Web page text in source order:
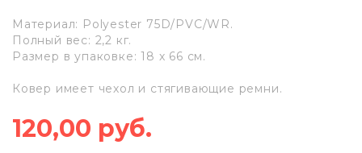
Материал: Polyester 75D/PVC/WR.
Полный вес: 2,2 кг.
Размер в упаковке: 18 х 66 см.
Ковер имеет чехол и стягивающие ремни.
120,00 руб.